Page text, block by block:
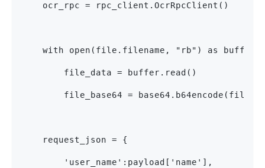
    ocr_rpc = rpc_client.OcrRpcClient()
    with open(file.filename, "rb") as buffer:
        file_data = buffer.read()
file_base64 =
    request_json = {
        'user_name':payload['name'],